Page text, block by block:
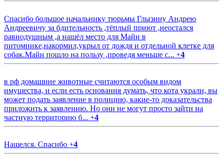
Спасибо большое начальнику тюрьмы Глызину Андрею
Андреевичу за бдительность ,тёплый приют ,неостался
равнодушным ,а нашёл место для Майи в
питомнике,накормил,укрыл от дождя и отдельной клетке для
собак.Майи пошло на пользу ,проведя меньше с... +4
в рф домашние животные считаются особым видом
имущества, и если есть основания думать, что кота украли, вы
может подать заявление в полицию, какие-то доказательства
приложить к заявлению. Но они не могут просто зайти на
частную территорию б... +4
Нашелся. Спасибо +4